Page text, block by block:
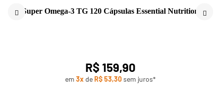
Super Omega-3 TG 120 Cápsulas Essential Nutrition
R$ 159,90
em 3x deR$ 53,30sem juros*